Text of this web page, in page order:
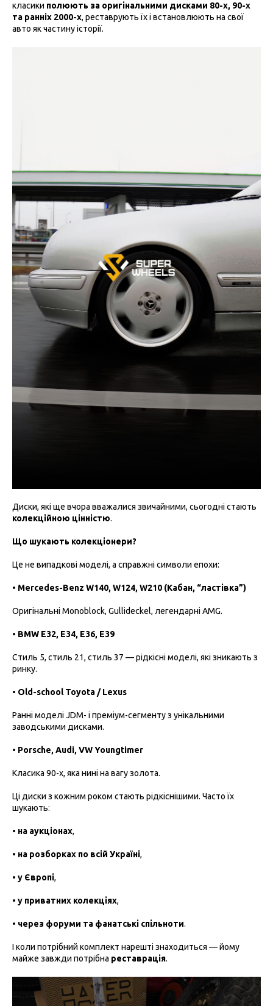
класики полюють за оригінальними дисками 80-х, 90-х
та ранніх 2000-х, реставрують їх і встановлюють на свої
авто як частину історії.
Диски, які ще вчора вважалися звичайними, сьогодні стають
колекційною цінністю.
Що шукають колекціонери?
Це не випадкові моделі, а справжні символи епохи:
• Mercedes-Benz W140, W124, W210 (Кабан, “ластівка”)
Оригінальні Monoblock, Gullideckel, легендарні AMG.
• BMW E32, E34, E36, E39
Стиль 5, стиль 21, стиль 37 — рідкісні моделі, які зникають з
ринку.
• Old-school Toyota / Lexus
Ранні моделі JDM- і преміум-сегменту з унікальними
заводськими дисками.
• Porsche, Audi, VW Youngtimer
Класика 90-х, яка нині на вагу золота.
Ці диски з кожним роком стають рідкіснішими. Часто їх
шукають:
• на аукціонах,
• на розборках по всій Україні,
• у Європі,
• у приватних колекціях,
• через форуми та фанатські спільноти.
І коли потрібний комплект нарешті знаходиться — йому
майже завжди потрібна реставрація.